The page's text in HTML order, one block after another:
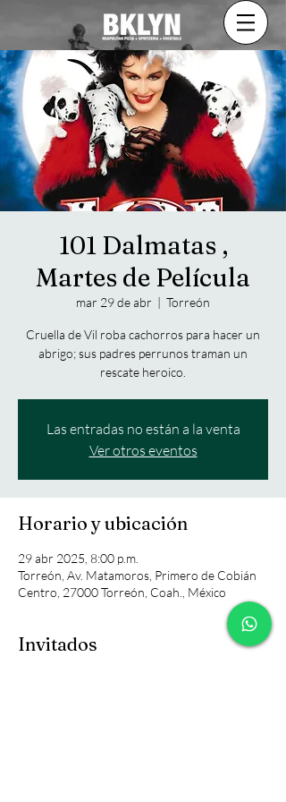
101 Dalmatas ,
Martes de Película
mar 29 de abr
  |
Torreón
Cruella de Vil roba cachorros para hacer un
abrigo; sus padres perrunos traman un
rescate heroico.
Las entradas no están a la venta
Ver otros eventos
Horario y ubicación
29 abr 2025, 8:00 p.m.
Torreón, Av. Matamoros, Primero de Cobián
Centro, 27000 Torreón, Coah., México
Invitados